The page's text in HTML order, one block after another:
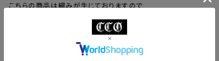
こちらの商品は縮みが生じておりますので